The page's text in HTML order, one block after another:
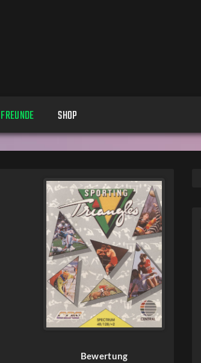
FREUNDE SHOP
Bewertung